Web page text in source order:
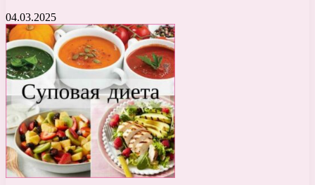
04.03.2025